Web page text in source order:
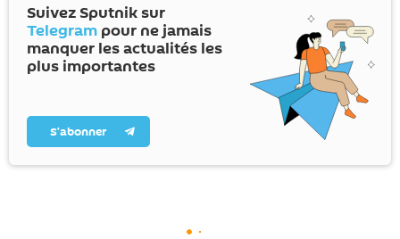
Suivez Sputnik sur
Telegram pour ne jamais
manquer les actualités les
plus importantes
S’abonner